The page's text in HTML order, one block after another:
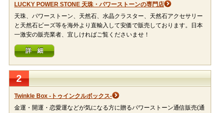
LUCKY POWER STONE 天珠・パワーストーンの専門店
天珠、パワーストーン、天然石、水晶クラスター、天然石アクセサリー
と天然石ビーズ等を海外より直輸入して安価で販売しております。日本
一激安の販売業者、宜しければご覧くださいませ！
詳 細
2
Twinkle Box -トゥインクルボックス-
金運・開運・恋愛運などが気になる方に贈るパワーストーン通信販売(通